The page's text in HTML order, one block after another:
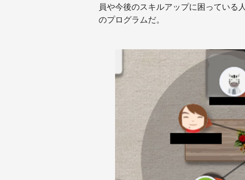
員や今後のスキルアップに困っている
のプログラムだ。